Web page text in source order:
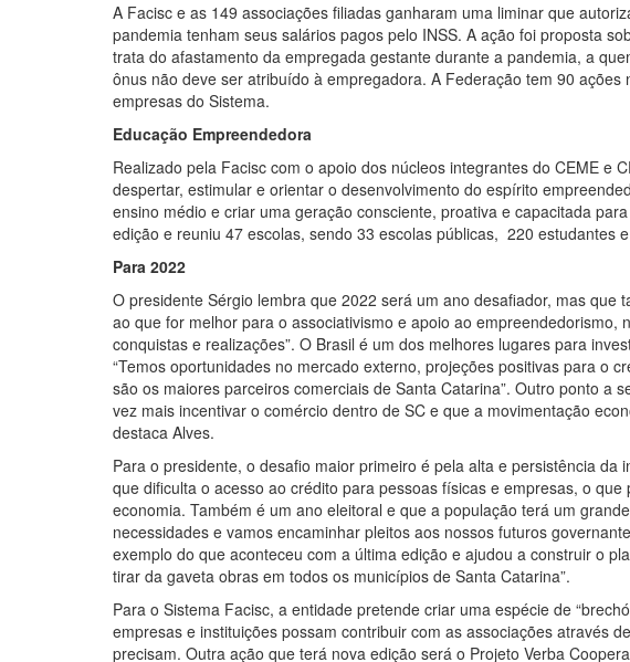
A Facisc e as 149 associações filiadas ganharam uma liminar que
pandemia tenham seus salários pagos pelo INSS. A ação foi proposta
trata do afastamento da empregada gestante durante a pandemia, a
ônus não deve ser atribuído à empregadora. A Federação tem 90
empresas do Sistema.
Educação Empreendedora
Realizado pela Facisc com o apoio dos núcleos integrantes do CEME e
despertar, estimular e orientar o desenvolvimento do espírito
ensino médio e criar uma geração consciente, proativa e capacitada
edição e reuniu 47 escolas, sendo 33 escolas públicas, 220 estudantes
Para 2022
O presidente Sérgio lembra que 2022 será um ano desafiador, mas que
ao que for melhor para o associativismo e apoio ao
conquistas e realizações”. O Brasil é um dos melhores lugares para
“Temos oportunidades no mercado externo, projeções positivas para o
são os maiores parceiros comerciais de Santa Catarina”. Outro ponto a
vez mais incentivar o comércio dentro de SC e que a movimentação
destaca Alves.
Para o presidente, o desafio maior primeiro é pela alta e persistência
que dificulta o acesso ao crédito para pessoas físicas e empresas, o
economia. Também é um ano eleitoral e que a população terá um
necessidades e vamos encaminhar pleitos aos nossos futuros
exemplo do que aconteceu com a última edição e ajudou a construir o
tirar da gaveta obras em todos os municípios de Santa Catarina”.
Para o Sistema Facisc, a entidade pretende criar uma espécie de
empresas e instituições possam contribuir com as associações através
precisam. Outra ação que terá nova edição será o Projeto Verba